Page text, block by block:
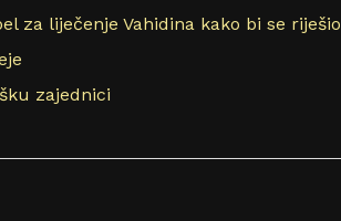
za liječenje Vahidina kako bi se
zajednici